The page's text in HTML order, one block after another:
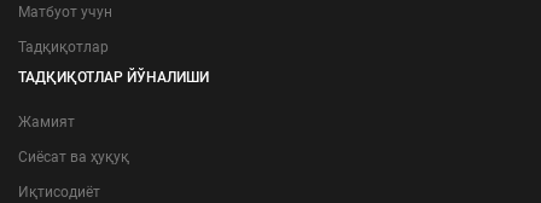
Матбуот учун
Тадқиқотлар
ТАДҚИҚОТЛАР ЙЎНАЛИШИ
Жамият
Сиёсат ва ҳуқуқ
Иқтисодиёт